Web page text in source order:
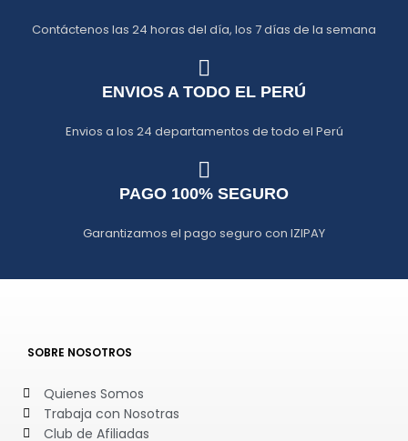
Contáctenos las 24 horas del día, los 7 días de la semana
ENVIOS A TODO EL PERÚ
Envios a los 24 departamentos de todo el Perú
PAGO 100% SEGURO
Garantizamos el pago seguro con IZIPAY
SOBRE NOSOTROS
Quienes Somos
Trabaja con Nosotras
Club de Afiliadas